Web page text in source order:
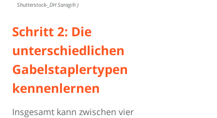
Shutterstock-_DH Saragih )
Schritt 2: Die
unterschiedlichen
Gabelstaplertypen
kennenlernen
Insgesamt kann zwischen vier